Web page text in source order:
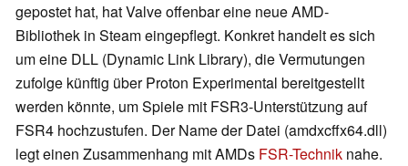
gepostet hat, hat Valve offenbar eine neue AMD-
Bibliothek in Steam eingepflegt. Konkret handelt es sich
um eine DLL (Dynamic Link Library), die Vermutungen
zufolge künftig über Proton Experimental bereitgestellt
werden könnte, um Spiele mit FSR3-Unterstützung auf
FSR4 hochzustufen. Der Name der Datei (amdxcffx64.dll)
legt einen Zusammenhang mit AMDs FSR-Technik nahe.